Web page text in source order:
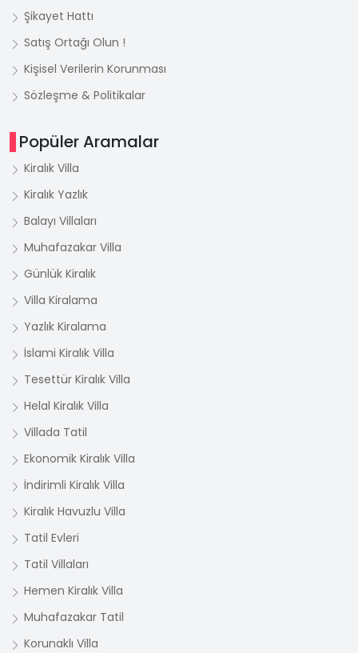
Şikayet Hattı
Satış Ortağı Olun !
Kişisel Verilerin Korunması
Sözleşme & Politikalar
Popüler Aramalar
Kiralık Villa
Kiralık Yazlık
Balayı Villaları
Muhafazakar Villa
Günlük Kiralık
Villa Kiralama
Yazlık Kiralama
İslami Kiralık Villa
Tesettür Kiralık Villa
Helal Kiralık Villa
Villada Tatil
Ekonomik Kiralık Villa
İndirimli Kiralık Villa
Kiralık Havuzlu Villa
Tatil Evleri
Tatil Villaları
Hemen Kiralık Villa
Muhafazakar Tatil
Korunaklı Villa